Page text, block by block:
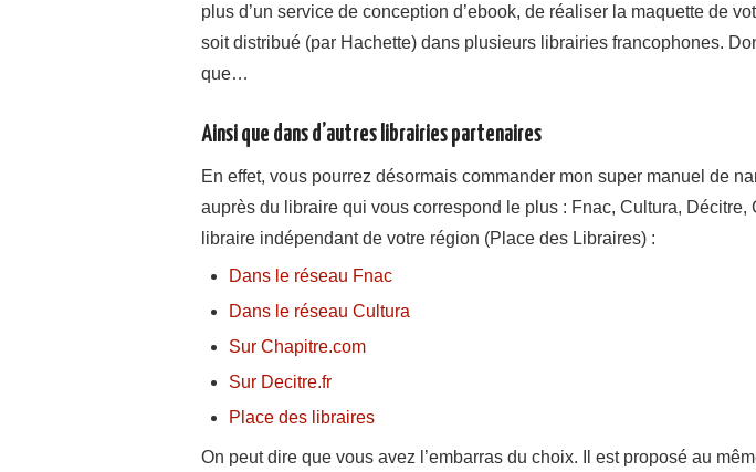
plus d’un service de conception d’ebook, de réaliser la maquette de
soit distribué (par Hachette) dans plusieurs librairies francophones.
que…
Ainsi que dans d’autres librairies partenaires
En effet, vous pourrez désormais commander mon super manuel de
auprès du libraire qui vous correspond le plus : Fnac, Cultura, Décitre,
libraire indépendant de votre région (Place des Libraires) :
Dans le réseau Fnac
Dans le réseau Cultura
Sur Chapitre.com
Sur Decitre.fr
Place des libraires
On peut dire que vous avez l’embarras du choix. Il est proposé au